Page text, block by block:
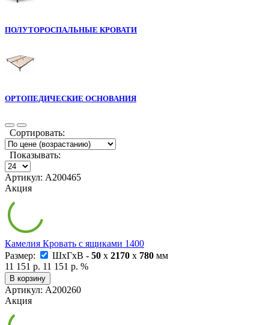
ПОЛУТОРОСПАЛЬНЫЕ КРОВАТИ
ОРТОПЕДИЧЕСКИЕ ОСНОВАНИЯ
Сортировать:
Показывать:
Артикул: А200465
Акция
Камелия Кровать с ящиками 1400
Размер:
ШxГxВ - 50 x 2170 x 780 мм
11 151 р. 11 151 р. %
В корзину
Артикул: А200260
Акция